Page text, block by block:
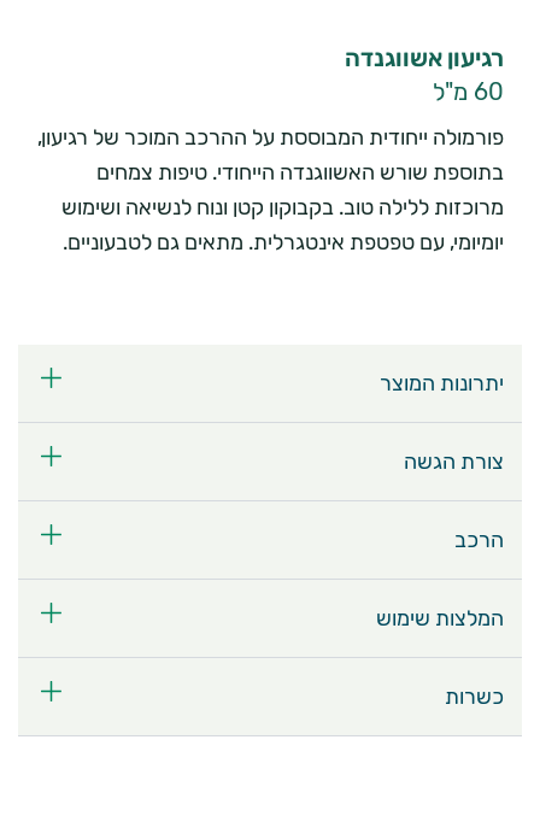
רגיעון אשווגנדה
60 מ"ל
פורמולה ייחודית המבוססת על ההרכב המוכר של רגיעון,
בתוספת שורש האשווגנדה הייחודי. טיפות צמחים
מרוכזות ללילה טוב. בקבוקון קטן ונוח לנשיאה ושימוש
יומיומי, עם טפטפת אינטגרלית. מתאים גם לטבעוניים.
יתרונות המוצר
צורת הגשה
הרכב
המלצות שימוש
כשרות